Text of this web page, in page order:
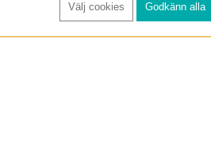
Välj cookies Godkänn alla